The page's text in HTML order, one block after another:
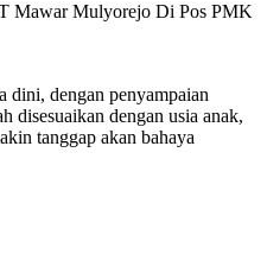
Mawar Mulyorejo Di Pos PMK
dini, dengan penyampaian
disesuaikan dengan usia anak,
tanggap akan bahaya